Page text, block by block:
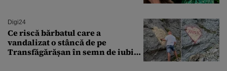
Digi24
Ce riscă bărbatul care a
vandalizat o stâncă de pe
Transfăgărășan în semn de iubire